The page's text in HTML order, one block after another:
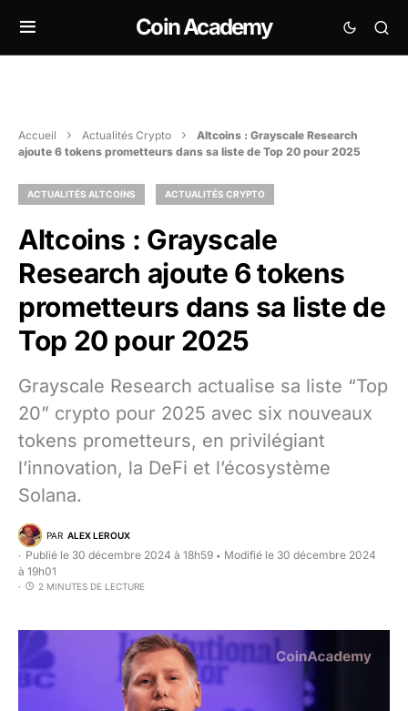
Coin Academy
Accueil Actualités Crypto
Altcoins : Grayscale Research
ajoute 6 tokens prometteurs dans sa liste de Top 20 pour 2025
ACTUALITÉS ALTCOINS ACTUALITÉS CRYPTO
Altcoins : Grayscale
Research ajoute 6 tokens
prometteurs dans sa liste de
Top 20 pour 2025
Grayscale Research actualise sa liste “Top
20” crypto pour 2025 avec six nouveaux
tokens prometteurs, en privilégiant
l’innovation, la DeFi et l’écosystème
Solana.
PAR ALEX LEROUX
Publié le 30 décembre 2024 à 18h59 • Modifié le 30 décembre 2024
à 19h01
2 MINUTES DE LECTURE